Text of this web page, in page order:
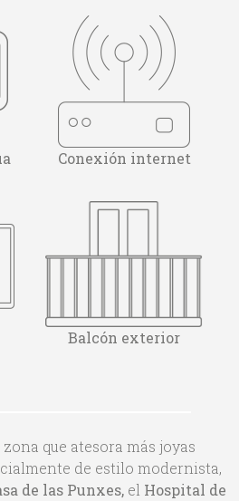
Conexión internet
Balcón exterior
zona que atesora más joyas
de estilo modernista,
de las Punxes,el Hospital de